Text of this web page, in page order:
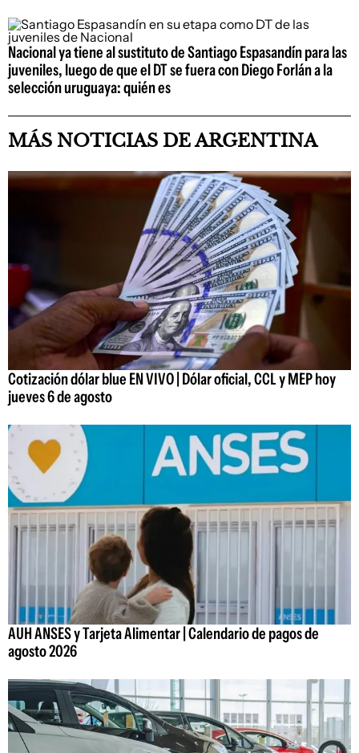
Nacional ya tiene al sustituto de Santiago Espasandín para las
juveniles, luego de que el DT se fuera con Diego Forlán a la
selección uruguaya: quién es
MÁS NOTICIAS DE ARGENTINA
Cotización dólar blue EN VIVO | Dólar oficial, CCL y MEP hoy
jueves 6 de agosto
AUH ANSES y Tarjeta Alimentar | Calendario de pagos de
agosto 2026